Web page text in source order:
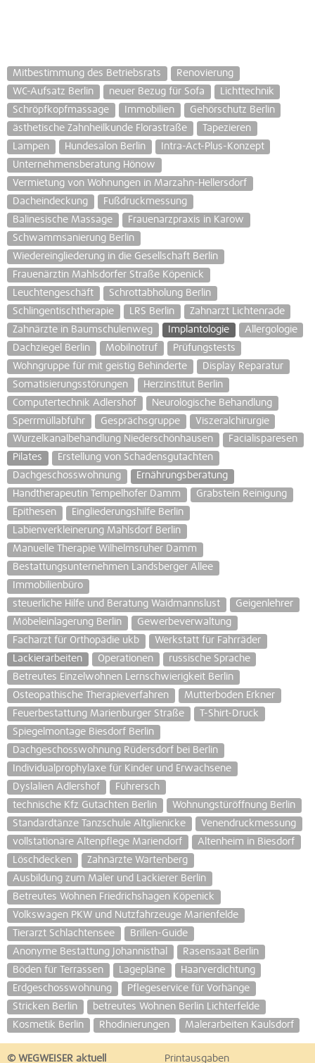
Mitbestimmung des Betriebsrats
Renovierung
WC-Aufsatz Berlin
neuer Bezug für Sofa
Lichttechnik
Schröpfkopfmassage
Immobilien
Gehörschutz Berlin
ästhetische Zahnheilkunde Florastraße
Tapezieren
Lampen
Hundesalon Berlin
Intra-Act-Plus-Konzept
Unternehmensberatung Hönow
Vermietung von Wohnungen in Marzahn-Hellersdorf
Dacheindeckung
Fußdruckmessung
Balinesische Massage
Frauenarzpraxis in Karow
Schwammsanierung Berlin
Wiedereingliederung in die Gesellschaft Berlin
Frauenärztin Mahlsdorfer Straße Köpenick
Leuchtengeschäft
Schrottabholung Berlin
Schlingentischtherapie
LRS Berlin
Zahnarzt Lichtenrade
Zahnärzte in Baumschulenweg
Implantologie
Allergologie
Dachziegel Berlin
Mobilnotruf
Prüfungstests
Wohngruppe für mit geistig Behinderte
Display Reparatur
Somatisierungsstörungen
Herzinstitut Berlin
Computertechnik Adlershof
Neurologische Behandlung
Sperrmüllabfuhr
Gesprächsgruppe
Viszeralchirurgie
Wurzelkanalbehandlung Niederschönhausen
Facialisparesen
Pilates
Erstellung von Schadensgutachten
Dachgeschosswohnung
Ernährungsberatung
Handtherapeutin Tempelhofer Damm
Grabstein Reinigung
Epithesen
Eingliederungshilfe Berlin
Labienverkleinerung Mahlsdorf Berlin
Manuelle Therapie Wilhelmsruher Damm
Bestattungsunternehmen Landsberger Allee
Immobilienbüro
steuerliche Hilfe und Beratung Waidmannslust
Geigenlehrer
Möbeleinlagerung Berlin
Gewerbeverwaltung
Facharzt für Orthopädie ukb
Werkstatt für Fahrräder
Lackierarbeiten
Operationen
russische Sprache
Betreutes Einzelwohnen Lernschwierigkeit Berlin
Osteopathische Therapieverfahren
Mutterboden Erkner
Feuerbestattung Marienburger Straße
T-Shirt-Druck
Spiegelmontage Biesdorf Berlin
Dachgeschosswohnung Rüdersdorf bei Berlin
Individualprophylaxe für Kinder und Erwachsene
Dyslalien Adlershof
Führersch
technische Kfz Gutachten Berlin
Wohnungstüröffnung Berlin
Standardtänze Tanzschule Altglienicke
Venendruckmessung
vollstationäre Altenpflege Mariendorf
Altenheim in Biesdorf
Löschdecken
Zahnärzte Wartenberg
Ausbildung zum Maler und Lackierer Berlin
Betreutes Wohnen Friedrichshagen Köpenick
Volkswagen PKW und Nutzfahrzeuge Marienfelde
Tierarzt Schlachtensee
Brillen-Guide
Anonyme Bestattung Johannisthal
Rasensaat Berlin
Böden für Terrassen
Lagepläne
Haarverdichtung
Erdgeschosswohnung
Pflegeservice für Vorhänge
Stricken Berlin
betreutes Wohnen Berlin Lichterfelde
Kosmetik Berlin
Rhodinierungen Malerarbeiten Kaulsdorf
© WEGWEISER aktuell Printausgaben